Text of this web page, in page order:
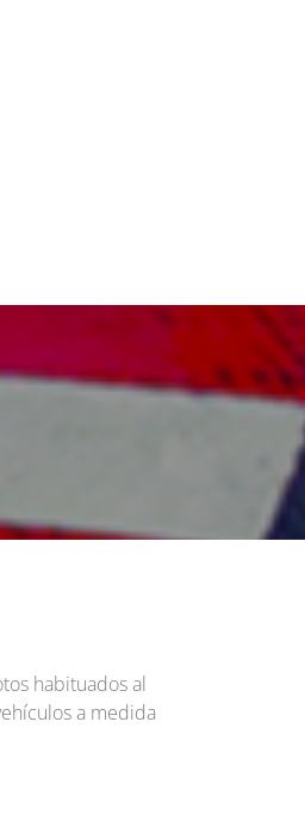
habituados al
a medida